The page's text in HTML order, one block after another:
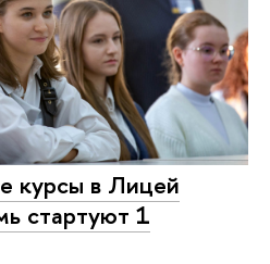
курсы в Лицей
стартуют 1